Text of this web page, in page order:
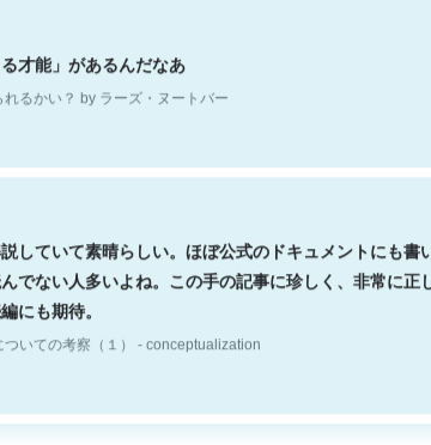
才能」があるんだなあ
るかい？ by ラーズ・ヌートバー
していて素晴らしい。ほぼ公式のドキュメントにも書
でない人多いよね。この手の記事に珍しく、非常に正
にも期待。
いての考察（１） - conceptualization